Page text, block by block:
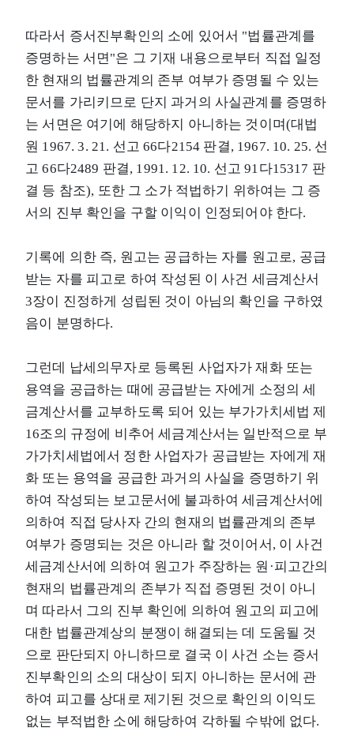
따라서 증서진부확인의 소에 있어서 "법률관계를
증명하는 서면"은 그 기재 내용으로부터 직접 일정
한 현재의 법률관계의 존부 여부가 증명될 수 있는
문서를 가리키므로 단지 과거의 사실관계를 증명하
는 서면은 여기에 해당하지 아니하는 것이며(대법
원 1967. 3. 21. 선고 66다2154 판결, 1967. 10. 25. 선
고 66다2489 판결, 1991. 12. 10. 선고 91다15317 판
결 등 참조), 또한 그 소가 적법하기 위하여는 그 증
서의 진부 확인을 구할 이익이 인정되어야 한다.
기록에 의한 즉, 원고는 공급하는 자를 원고로, 공급
받는 자를 피고로 하여 작성된 이 사건 세금계산서
3장이 진정하게 성립된 것이 아님의 확인을 구하였
음이 분명하다.
그런데 납세의무자로 등록된 사업자가 재화 또는
용역을 공급하는 때에 공급받는 자에게 소정의 세
금계산서를 교부하도록 되어 있는 부가가치세법 제
16조의 규정에 비추어 세금계산서는 일반적으로 부
가가치세법에서 정한 사업자가 공급받는 자에게 재
화 또는 용역을 공급한 과거의 사실을 증명하기 위
하여 작성되는 보고문서에 불과하여 세금계산서에
의하여 직접 당사자 간의 현재의 법률관계의 존부
여부가 증명되는 것은 아니라 할 것이어서, 이 사건
세금계산서에 의하여 원고가 주장하는 원·피고간의
현재의 법률관계의 존부가 직접 증명된 것이 아니
며 따라서 그의 진부 확인에 의하여 원고의 피고에
대한 법률관계상의 분쟁이 해결되는 데 도움될 것
으로 판단되지 아니하므로 결국 이 사건 소는 증서
진부확인의 소의 대상이 되지 아니하는 문서에 관
하여 피고를 상대로 제기된 것으로 확인의 이익도
없는 부적법한 소에 해당하여 각하될 수밖에 없다.